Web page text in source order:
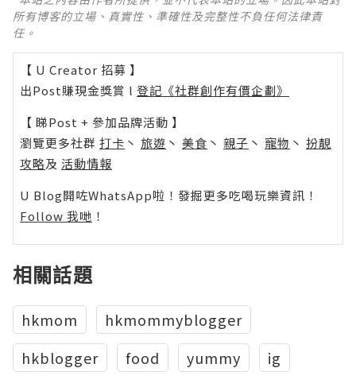
所有博客的立場、真實性、準確性及完整性不負任何法律責
任。
【 U Creator 招募 】
出Post賺現金獎賞 l 登記《社群創作有價企劃》
【 睇Post + 參加品牌活動 】
瀏覽更多社群 打卡 丶 旅遊 丶 美食 丶 親子 丶 寵物 丶 扮靚
攻略及 活動情報
U Blog開咗WhatsApp啦！發掘更多吃喝玩樂資訊！
Follow 我哋 ！
相關話題
hkmom
hkmommyblogger
hkblogger
food yummy ig